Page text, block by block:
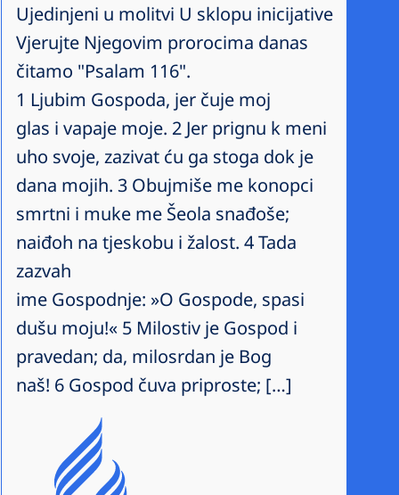
Ujedinjeni u molitvi U sklopu inicijative
Vjerujte Njegovim prorocima danas
čitamo "Psalam 116".
1 Ljubim Gospoda, jer čuje moj
glas i vapaje moje. 2 Jer prignu k meni
uho svoje, zazivat ću ga stoga dok je
dana mojih. 3 Obujmiše me konopci
smrtni i muke me Šeola snađoše;
naiđoh na tjeskobu i žalost. 4 Tada
zazvah
ime Gospodnje: »O Gospode, spasi
dušu moju!« 5 Milostiv je Gospod i
pravedan; da, milosrdan je Bog
naš! 6 Gospod čuva priproste; […]